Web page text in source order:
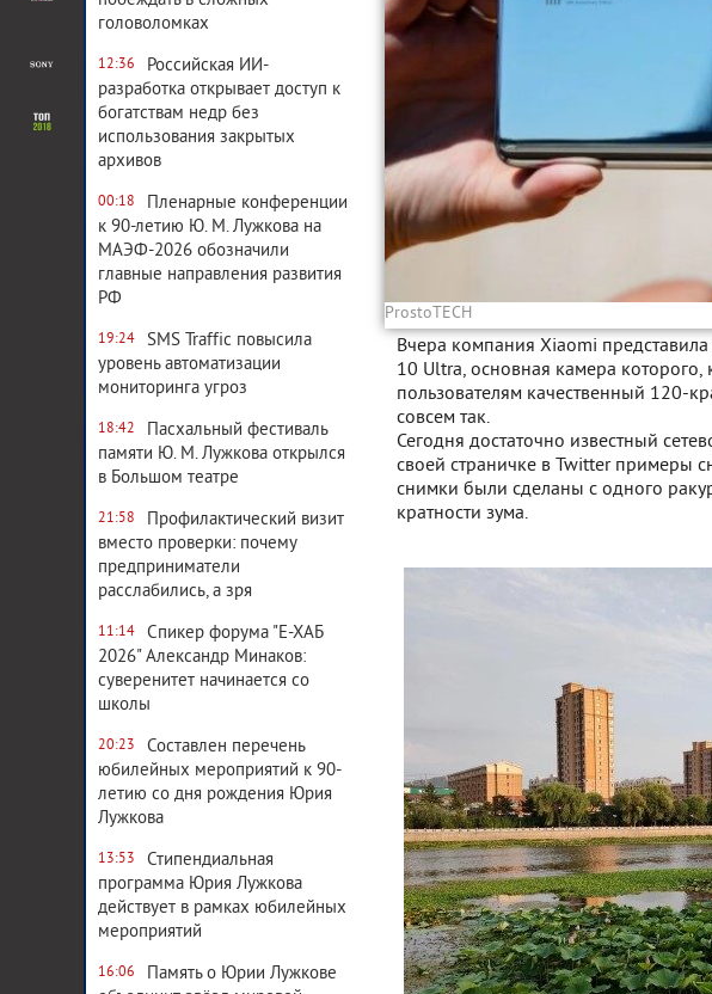
головоломках
12:36
Российская ИИ-
разработка открывает доступ к
богатствам недр без
использования закрытых
архивов
00:18
Пленарные конференции
к 90-летию Ю. М. Лужкова на
МАЭФ-2026 обозначили
главные направления развития
РФ
19:24
SMS Traffic повысила
уровень автоматизации
мониторинга угроз
18:42
Пасхальный фестиваль
памяти Ю. М. Лужкова открылся
в Большом театре
21:58
Профилактический визит
вместо проверки: почему
предприниматели
расслабились, а зря
11:14
Спикер форума "Е-ХАБ
2026" Александр Минаков:
суверенитет начинается со
школы
20:23
Составлен перечень
юбилейных мероприятий к 90-
летию со дня рождения Юрия
Лужкова
13:53
Стипендиальная
программа Юрия Лужкова
действует в рамках юбилейных
мероприятий
16:06
Память о Юрии Лужкове
ProstoTECH
Вчера компания Xiaomi
10 Ultra, основная камера
пользователям качественный 120-
совсем так.
Сегодня достаточно известный
своей страничке в Twitter примеры
снимки были сделаны с одного
кратности зума.